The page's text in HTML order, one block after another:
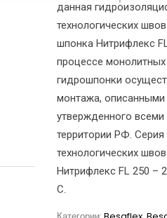
данная
технологических
шпонка Нитрифлекс
процессе
гидрошпонки
монтажа,
утвержденного
территории РФ. Серия
технологических
Нитрифлекс FL 250 –
С.